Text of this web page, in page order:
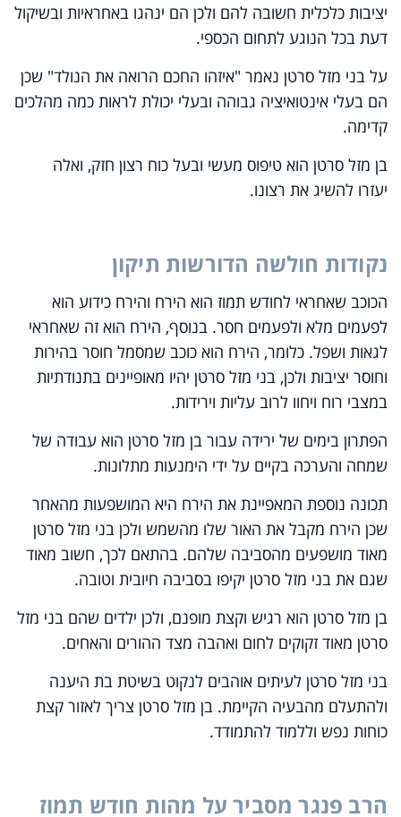
יציבות כלכלית חשובה להם ולכן הם ינהגו באחראיות ובשיקול
דעת בכל הנוגע לתחום הכספי.
על בני מזל סרטן נאמר "איזהו החכם הרואה את הנולד" שכן
הם בעלי אינטואיציה גבוהה ובעלי יכולת לראות כמה מהלכים
קדימה.
בן מזל סרטן הוא טיפוס מעשי ובעל כוח רצון חזק, ואלה
יעזרו להשיג את רצונו.
נקודות חולשה הדורשות תיקון
הכוכב שאחראי לחודש תמוז הוא הירח והירח כידוע הוא
לפעמים מלא ולפעמים חסר. בנוסף, הירח הוא זה שאחראי
לגאות ושפל. כלומר, הירח הוא כוכב שמסמל חוסר בהירות
וחוסר יציבות ולכן, בני מזל סרטן יהיו מאופיינים בתנודתיות
במצבי רוח ויחוו לרוב עליות וירידות.
הפתרון בימים של ירידה עבור בן מזל סרטן הוא עבודה של
שמחה והערכה בקיים על ידי הימנעות מתלונות.
תכונה נוספת המאפיינת את הירח היא המושפעות מהאחר
שכן הירח מקבל את האור שלו מהשמש ולכן בני מזל סרטן
מאוד מושפעים מהסביבה שלהם. בהתאם לכך, חשוב מאוד
שגם את בני מזל סרטן יקיפו בסביבה חיובית וטובה.
בן מזל סרטן הוא רגיש וקצת מופנם, ולכן ילדים שהם בני מזל
סרטן מאוד זקוקים לחום ואהבה מצד ההורים והאחים.
בני מזל סרטן לעיתים אוהבים לנקוט בשיטת בת היענה
ולהתעלם מהבעיה הקיימת. בן מזל סרטן צריך לאזור קצת
כוחות נפש וללמוד להתמודד.
הרב פנגר מסביר על מהות חודש תמוז